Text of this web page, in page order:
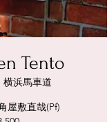
Tento
横浜馬車道
屋敷直哉(Pf)